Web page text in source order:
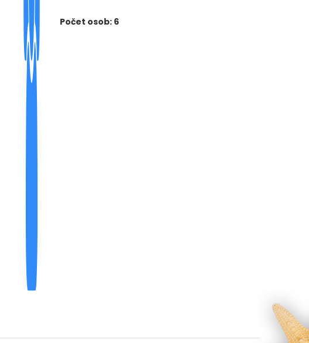
Počet osob: 6